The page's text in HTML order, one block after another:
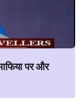
पर और